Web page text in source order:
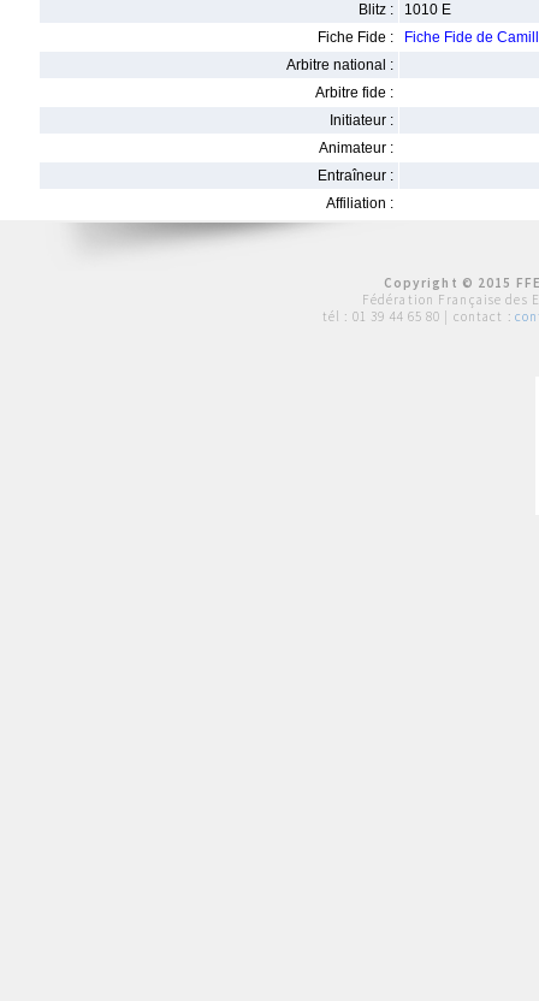
Blitz :
1010 E
Fiche Fide :
Fiche Fide de
Arbitre national :
Arbitre fide :
Initiateur :
Animateur :
Entraîneur :
Affiliation :
Copyright © 2015
Fédération Française des
tél : 01 39 44 65 80 | contact :